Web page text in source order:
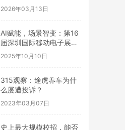
引领行业新叙事
2026年03月13日
AI赋能，场景智变：第16
届深圳国际移动电子展引
领场景化消费新浪潮
2025年10月10日
315观察：途虎养车为什
么屡遭投诉？
2023年03月07日
史上最大规模校招，能否